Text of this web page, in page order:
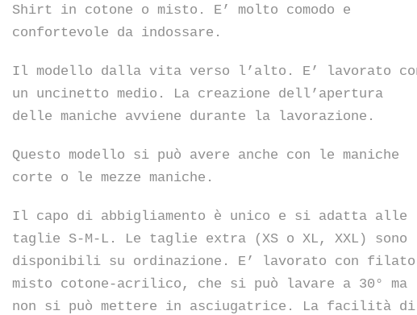
Shirt in cotone o misto. E’ molto comodo e
confortevole da indossare.
Il modello dalla vita verso l’alto. E’ lavorato
un uncinetto medio. La creazione dell’apertura
delle maniche avviene durante la lavorazione.
Questo modello si può avere anche con le maniche
corte o le mezze maniche.
Il capo di abbigliamento è unico e si adatta alle
taglie S-M-L. Le taglie extra (XS o XL, XXL) sono
disponibili su ordinazione. E’ lavorato con filato
misto cotone-acrilico, che si può lavare a 30° ma
non si può mettere in asciugatrice. La facilità di